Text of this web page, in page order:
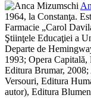
1964, la Constanţa.
Farmacie „Carol
Ştiinţele Educaţiei a
Departe de
1993; Opera
Editura Brumar,
Versouri, Editura
autor), Editura